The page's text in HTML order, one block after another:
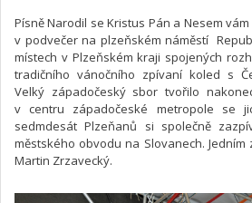
Písně Narodil se Kristus Pán a Nesem
v podvečer na plzeňském náměstí
místech v Plzeňském kraji spojených
tradičního vánočního zpívaní koled s
Velký západočeský sbor tvořilo
v centru západočeské metropole se
sedmdesát Plzeňanů si společně
městského obvodu na Slovanech.
Martin Zrzavecký.